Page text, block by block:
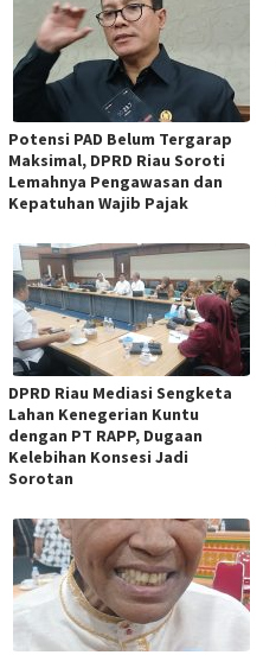
Potensi PAD Belum Tergarap
Maksimal, DPRD Riau Soroti
Lemahnya Pengawasan dan
Kepatuhan Wajib Pajak
DPRD Riau Mediasi Sengketa
Lahan Kenegerian Kuntu
dengan PT RAPP, Dugaan
Kelebihan Konsesi Jadi
Sorotan